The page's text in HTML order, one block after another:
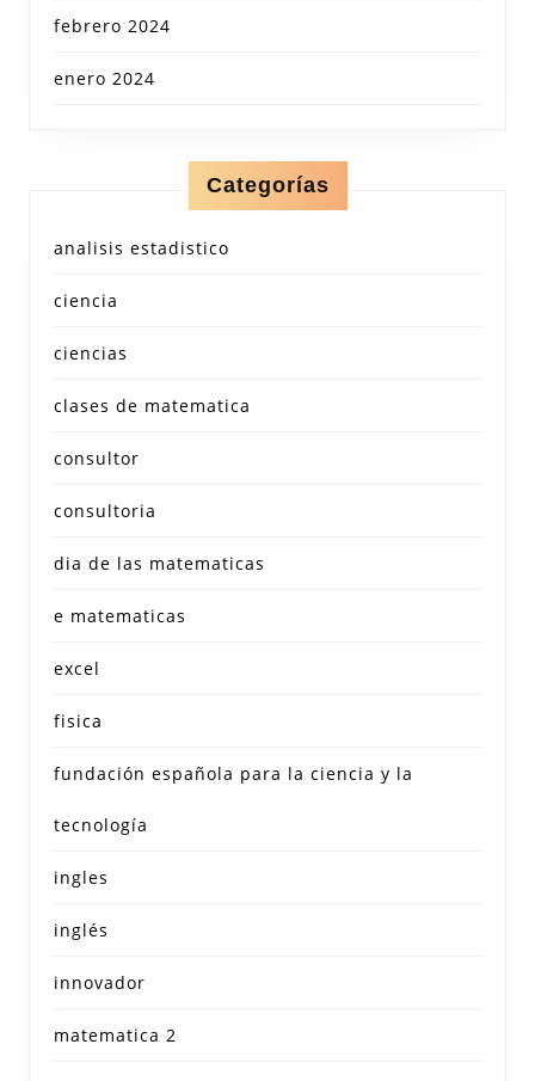
febrero 2024
enero 2024
Categorías
analisis estadistico
ciencia
ciencias
clases de matematica
consultor
consultoria
dia de las matematicas
e matematicas
excel
fisica
fundación española para la ciencia y la
tecnología
ingles
inglés
innovador
matematica 2